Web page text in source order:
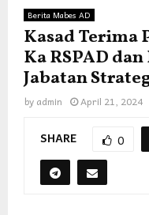
Berita Mabes AD
Kasad Terima
Ka RSPAD
Jabatan
by admin April 21, 2024
SHARE 0